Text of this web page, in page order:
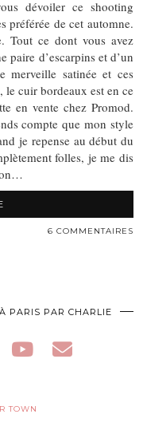
dévoiler ce shooting
préférée de cet automne.
Tout ce dont vous avez
paire d’escarpins et d’un
merveille satinée et ces
le cuir bordeaux est en ce
en vente chez Promod.
compte que mon style
je repense au début du
folles, je me dis
6 COMMENTAIRES
PARIS PAR CHARLIE
TOWN